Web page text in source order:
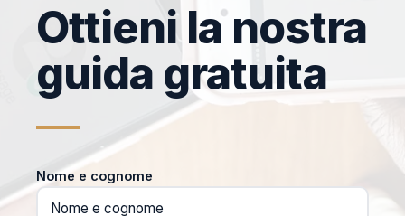
Ottieni la nostra
guida gratuita
Nome e cognome